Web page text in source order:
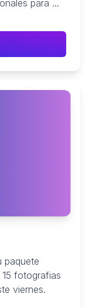
para ...
paquete
fotografias
viernes.